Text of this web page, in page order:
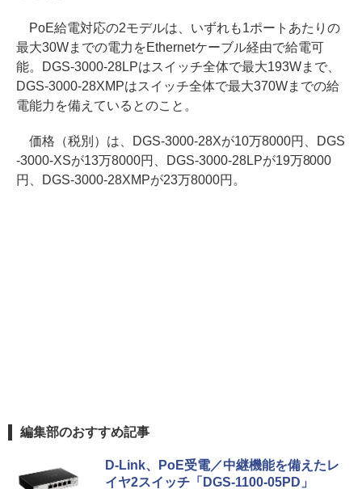
PoE給電対応の2モデルは、いずれも1ポートあたりの
最大30Wまでの電力をEthernetケーブル経由で給電可
能。DGS-3000-28LPはスイッチ全体で最大193Wまで、
DGS-3000-28XMPはスイッチ全体で最大370Wまでの給
電能力を備えているとのこと。
価格（税別）は、DGS-3000-28Xが10万8000円、DGS
-3000-XSが13万8000円、DGS-3000-28LPが19万8000
円、DGS-3000-28XMPが23万8000円。
編集部のおすすめ記事
D-Link、PoE受電／中継機能を備えたレ
イヤ2スイッチ「DGS-1100-05PD」